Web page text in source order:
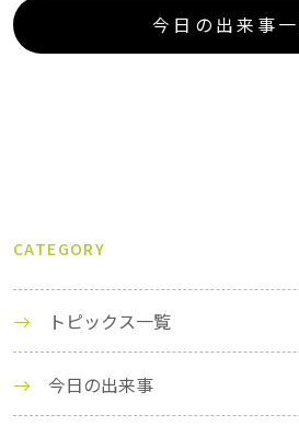
今日の出来事
CATEGORY
トピックス一覧
今日の出来事